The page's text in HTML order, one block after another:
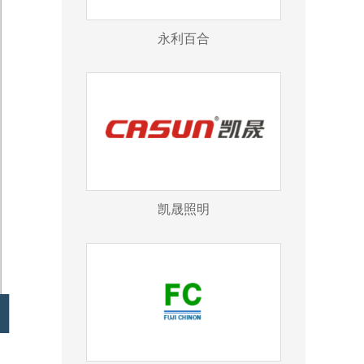
永利百合
凯晟照明